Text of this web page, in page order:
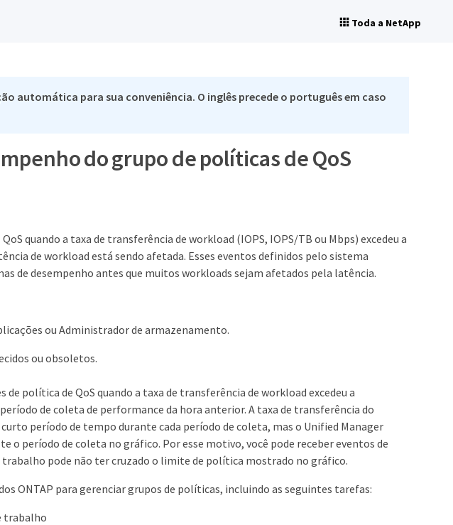
Toda a NetApp
automática para sua conveniência. O inglês precede o português em caso
do grupo de políticas de QoS
quando a taxa de transferência de workload (IOPS, IOPS/TB ou Mbps) excedeu a
de workload está sendo afetada. Esses eventos definidos pelo sistema
de desempenho antes que muitos workloads sejam afetados pela latência.
ou Administrador de armazenamento.
ou obsoletos.
política de QoS quando a taxa de transferência de workload excedeu a
de coleta de performance da hora anterior. A taxa de transferência do
período de tempo durante cada período de coleta, mas o Unified Manager
o período de coleta no gráfico. Por esse motivo, você pode receber eventos de
trabalho pode não ter cruzado o limite de política mostrado no gráfico.
ONTAP para gerenciar grupos de políticas, incluindo as seguintes tarefas:
trabalho